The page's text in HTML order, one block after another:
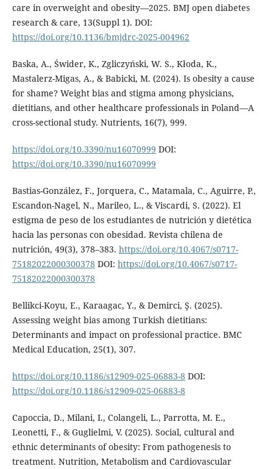
care in overweight and obesity—2025. BMJ open diabetes
research & care, 13(Suppl 1). DOI:
https://doi.org/10.1136/bmjdrc-2025-004962
Baska, A., Świder, K., Zgliczyński, W. S., Kłoda, K.,
Mastalerz-Migas, A., & Babicki, M. (2024). Is obesity a cause
for shame? Weight bias and stigma among physicians,
dietitians, and other healthcare professionals in Poland—A
cross-sectional study. Nutrients, 16(7), 999.
https://doi.org/10.3390/nu16070999 DOI:
https://doi.org/10.3390/nu16070999
Bastias-González, F., Jorquera, C., Matamala, C., Aguirre, P.,
Escandon-Nagel, N., Marileo, L., & Viscardi, S. (2022). El
estigma de peso de los estudiantes de nutrición y dietética
hacia las personas con obesidad. Revista chilena de
nutrición, 49(3), 378–383. https://doi.org/10.4067/s0717-
75182022000300378 DOI: https://doi.org/10.4067/s0717-
75182022000300378
Bellikci-Koyu, E., Karaagac, Y., & Demirci, Ş. (2025).
Assessing weight bias among Turkish dietitians:
Determinants and impact on professional practice. BMC
Medical Education, 25(1), 307.
https://doi.org/10.1186/s12909-025-06883-8 DOI:
https://doi.org/10.1186/s12909-025-06883-8
Capoccia, D., Milani, I., Colangeli, L., Parrotta, M. E.,
Leonetti, F., & Guglielmi, V. (2025). Social, cultural and
ethnic determinants of obesity: From pathogenesis to
treatment. Nutrition, Metabolism and Cardiovascular